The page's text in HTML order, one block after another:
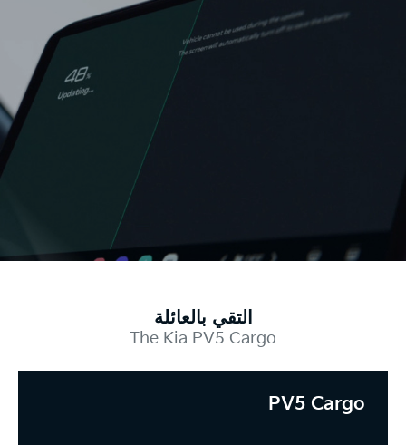
التقي بالعائلة
The Kia PV5 Cargo
PV5 Cargo